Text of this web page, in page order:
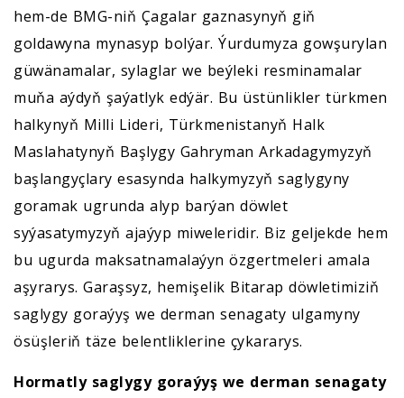
hem-de BMG-niň Çagalar gaznasynyň giň
goldawyna mynasyp bolýar. Ýurdumyza gowşurylan
güwänamalar, sylaglar we beýleki resminamalar
muňa aýdyň şaýatlyk edýär. Bu üstünlikler türkmen
halkynyň Milli Lideri, Türkmenistanyň Halk
Maslahatynyň Başlygy Gahryman Arkadagymyzyň
başlangyçlary esasynda halkymyzyň saglygyny
goramak ugrunda alyp barýan döwlet
syýasatymyzyň ajaýyp miweleridir. Biz geljekde hem
bu ugurda maksatnamalaýyn özgertmeleri amala
aşyrarys. Garaşsyz, hemişelik Bitarap döwletimiziň
saglygy goraýyş we derman senagaty ulgamyny
ösüşleriň täze belentliklerine çykararys.
Hormatly saglygy goraýyş we derman senagaty